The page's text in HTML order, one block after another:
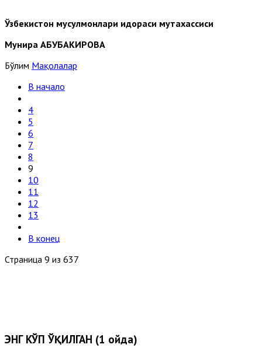
Ўзбекистон мусулмонлари идораси мутахассиси
Мунира АБУБАКИРОВА
Бўлим Мақолалар
В начало
4
5
6
7
8
9
10
11
12
13
В конец
Страница 9 из 637
ЭНГ КЎП ЎҚИЛГАН (1 ойда)